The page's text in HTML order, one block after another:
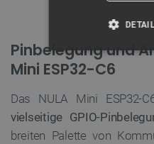
Pinbelegung und
Mini ESP32-C6
Das NULA Mini ESP32-
vielseitige GPIO-
breiten Palette von
UNBEDINGT
TARGETING